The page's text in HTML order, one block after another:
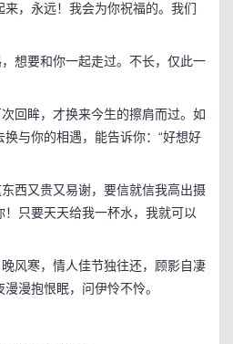
，永远！我会为你祝福的。我们
要和你一起走过。不长，仅此一
眸，才换来今生的擦肩而过。如
与你的相遇，能告诉你：“好想好
又贵又易谢，要信就信我高出摄
只要天天给我一杯水，我就可以
寒，情人佳节独往还，顾影自凄
漫抱恨眠，问伊怜不怜。